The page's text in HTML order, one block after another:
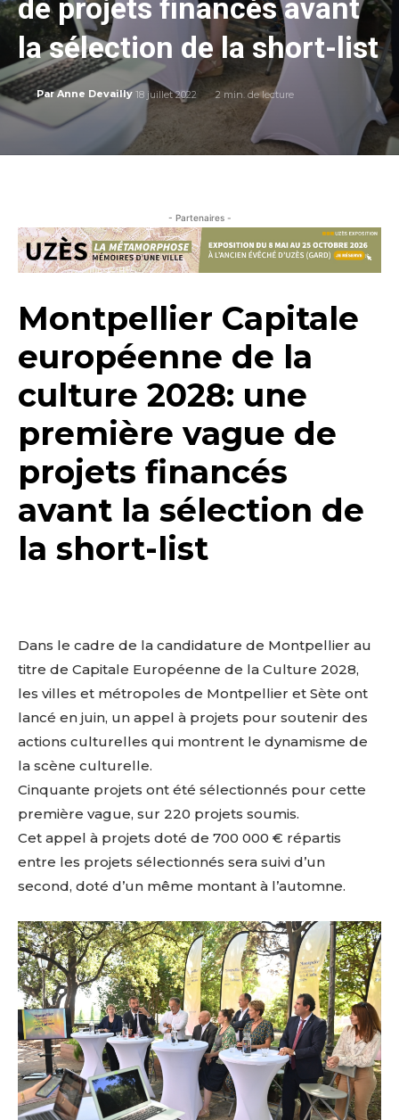
de projets financés avant
la sélection de la short-list
Par Anne Devailly 18 juillet 2022 2 min. de lecture
- Partenaires -
Montpellier Capitale
européenne de la
culture 2028: une
première vague de
projets financés
avant la sélection de
la short-list
Dans le cadre de la candidature de Montpellier au
titre de Capitale Européenne de la Culture 2028,
les villes et métropoles de Montpellier et Sète ont
lancé en juin, un appel à projets pour soutenir des
actions culturelles qui montrent le dynamisme de
la scène culturelle.
Cinquante projets ont été sélectionnés pour cette
première vague, sur 220 projets soumis.
Cet appel à projets doté de 700 000 € répartis
entre les projets sélectionnés sera suivi d’un
second, doté d’un même montant à l’automne.